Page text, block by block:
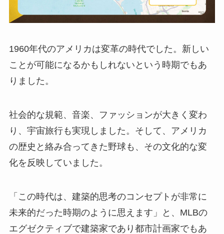
1960年代のアメリカは変革の時代でした。新しい
ことが可能になるかもしれないという時期でもあ
りました。
社会的な規範、音楽、ファッションが大きく変わ
り、宇宙旅行も実現しました。そして、アメリカ
の歴史と絡み合ってきた野球も、その文化的な変
化を反映していました。
「この時代は、建築的思考のコンセプトが非常に
未来的だった時期のように思えます」と、MLBの
エグゼクティブで建築家であり都市計画家でもあ